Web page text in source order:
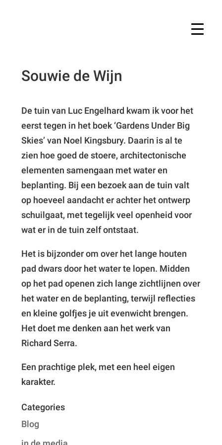
Souwie de Wijn
De tuin van Luc Engelhard kwam ik voor het
eerst tegen in het boek ‘Gardens Under Big
Skies’ van Noel Kingsbury. Daarin is al te
zien hoe goed de stoere, architectonische
elementen samengaan met water en
beplanting. Bij een bezoek aan de tuin valt
op hoeveel aandacht er achter het ontwerp
schuilgaat, met tegelijk veel openheid voor
wat er in de tuin zelf ontstaat.
Het is bijzonder om over het lange houten
pad dwars door het water te lopen. Midden
op het pad openen zich lange zichtlijnen over
het water en de beplanting, terwijl reflecties
en kleine golfjes je uit evenwicht brengen.
Het doet me denken aan het werk van
Richard Serra.
Een prachtige plek, met een heel eigen
karakter.
Categories
Blog